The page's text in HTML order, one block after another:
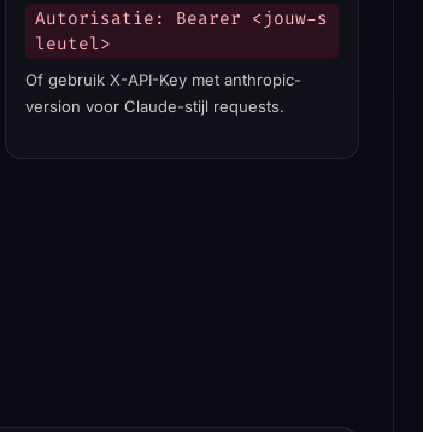
Autorisatie: Bearer <jouw-s
leutel>
Of gebruik X-API-Key met anthropic-
version voor Claude-stijl requests.